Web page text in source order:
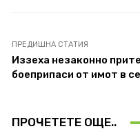
ПРЕДИШНА СТАТИЯ
Иззеха незаконно
боеприпаси от имот в
ПРОЧЕТЕТЕ ОЩЕ..